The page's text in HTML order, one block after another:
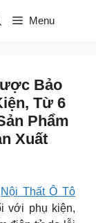
Menu
Bảo
Từ 6
Phẩm
Xuất
Nội Thất Ô Tô
với phụ kiện,